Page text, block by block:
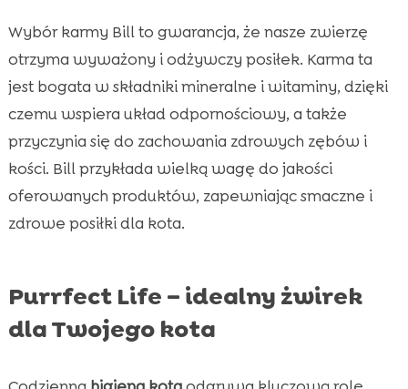
Wybór karmy Bill to gwarancja, że nasze zwierzę
otrzyma wyważony i odżywczy posiłek. Karma ta
jest bogata w składniki mineralne i witaminy, dzięki
czemu wspiera układ odpornościowy, a także
przyczynia się do zachowania zdrowych zębów i
kości. Bill przykłada wielką wagę do jakości
oferowanych produktów, zapewniając smaczne i
zdrowe posiłki dla kota.
Purrfect Life – idealny żwirek
dla Twojego kota